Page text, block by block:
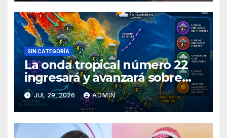
SIN CATEGORÍA
La onda tropical número 22
ingresará y avanzará sobre
México
JUL 29, 2026 ADMIN